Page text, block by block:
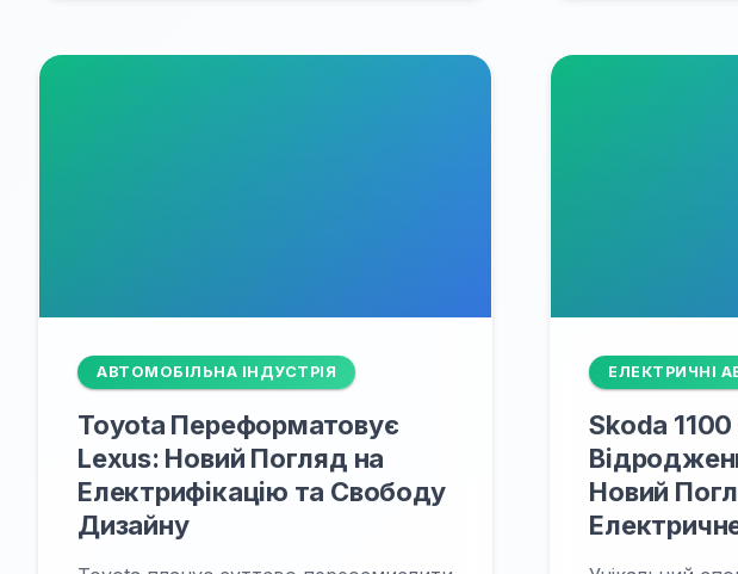
АВТОМОБІЛЬНА ІНДУСТРІЯ
Toyota Переформатовує
Lexus: Новий Погляд на
Електрифікацію та Свободу
Дизайну
ЕЛЕКТРИЧНІ
Skoda 1100
Новий